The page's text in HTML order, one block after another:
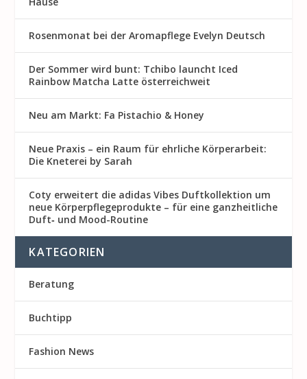
Rosenmon at bei der Aromapflege Evelyn Deutsch
Der Sommer wird bunt: Tchibo launcht Iced
Rainbow Matcha Latte österreichweit
Neu am Markt: Fa Pistachio & Honey
Neue Praxis – ein Raum für ehrliche Körperarbeit:
Die Kneterei by Sarah
Coty erweitert die adidas Vibes Duftkollektion um
neue Körperpflegeprodukte – für eine ganzheitliche
Duft‑ und Mood-Routine
KATEGORIEN
Beratung
Buchtipp
Fashion News